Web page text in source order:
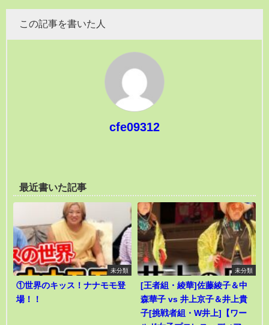
この記事を書いた人
cfe09312
最近書いた記事
未分類
①世界のキッス！ナナモモ登
場！！
未分類
[王者組・綾華]佐藤綾子＆中
森華子 vs 井上京子＆井上貴
子[挑戦者組・W井上]【ワー